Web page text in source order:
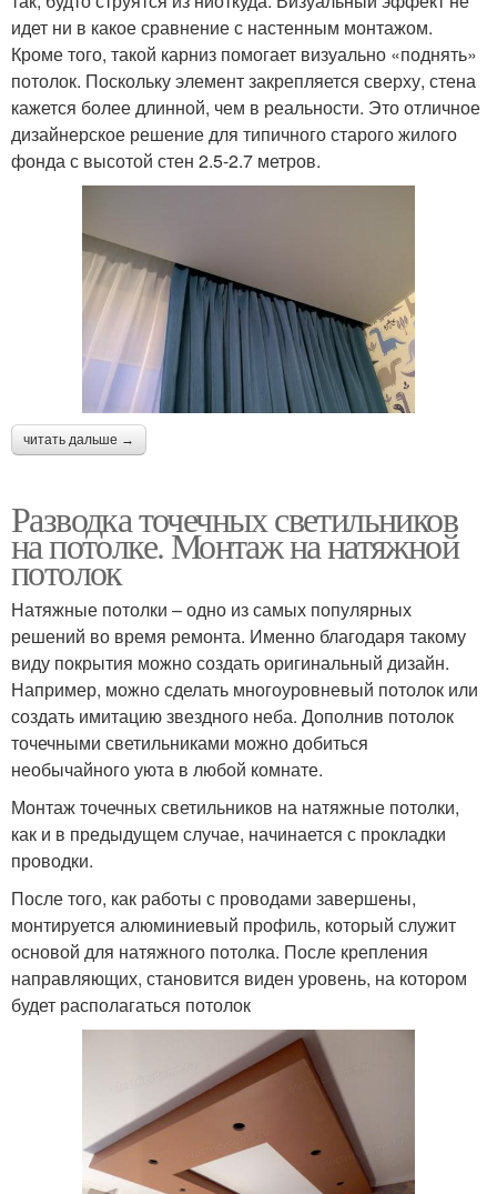
идет ни в какое сравнение с настенным монтажом.
Кроме того, такой карниз помогает визуально «поднять»
потолок. Поскольку элемент закрепляется сверху, стена
кажется более длинной, чем в реальности. Это отличное
дизайнерское решение для типичного старого жилого
фонда с высотой стен 2.5-2.7 метров.
читать дальше →
Разводка точечных светильников
на потолке. Монтаж на натяжной
потолок
Натяжные потолки – одно из самых популярных
решений во время ремонта. Именно благодаря такому
виду покрытия можно создать оригинальный дизайн.
Например, можно сделать многоуровневый потолок или
создать имитацию звездного неба. Дополнив потолок
точечными светильниками можно добиться
необычайного уюта в любой комнате.
Монтаж точечных светильников на натяжные потолки,
как и в предыдущем случае, начинается с прокладки
проводки.
После того, как работы с проводами завершены,
монтируется алюминиевый профиль, который служит
основой для натяжного потолка. После крепления
направляющих, становится виден уровень, на котором
будет располагаться потолок